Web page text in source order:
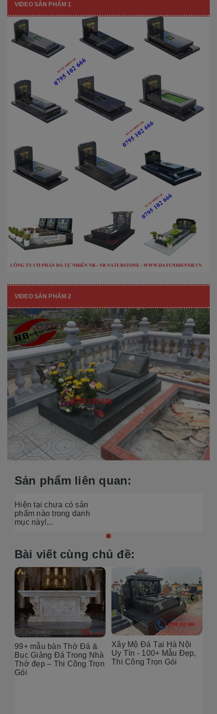
VIDEO SẢN PHẨM 1
VIDEO SẢN PHẨM 2
Sản phẩm liên quan:
Hiện tại chưa có sản
phẩm nào trong danh
mục này!...
Bài viết cùng chủ đề:
99+ mẫu bàn Thờ Đá &
Bục Giảng Đá Trong Nhà
Thờ đẹp – Thi Công Trọn
Gói
Xây Mộ Đá Tại Hà Nội
Uy Tín - 100+ Mẫu Đẹp,
Thi Công Trọn Gói